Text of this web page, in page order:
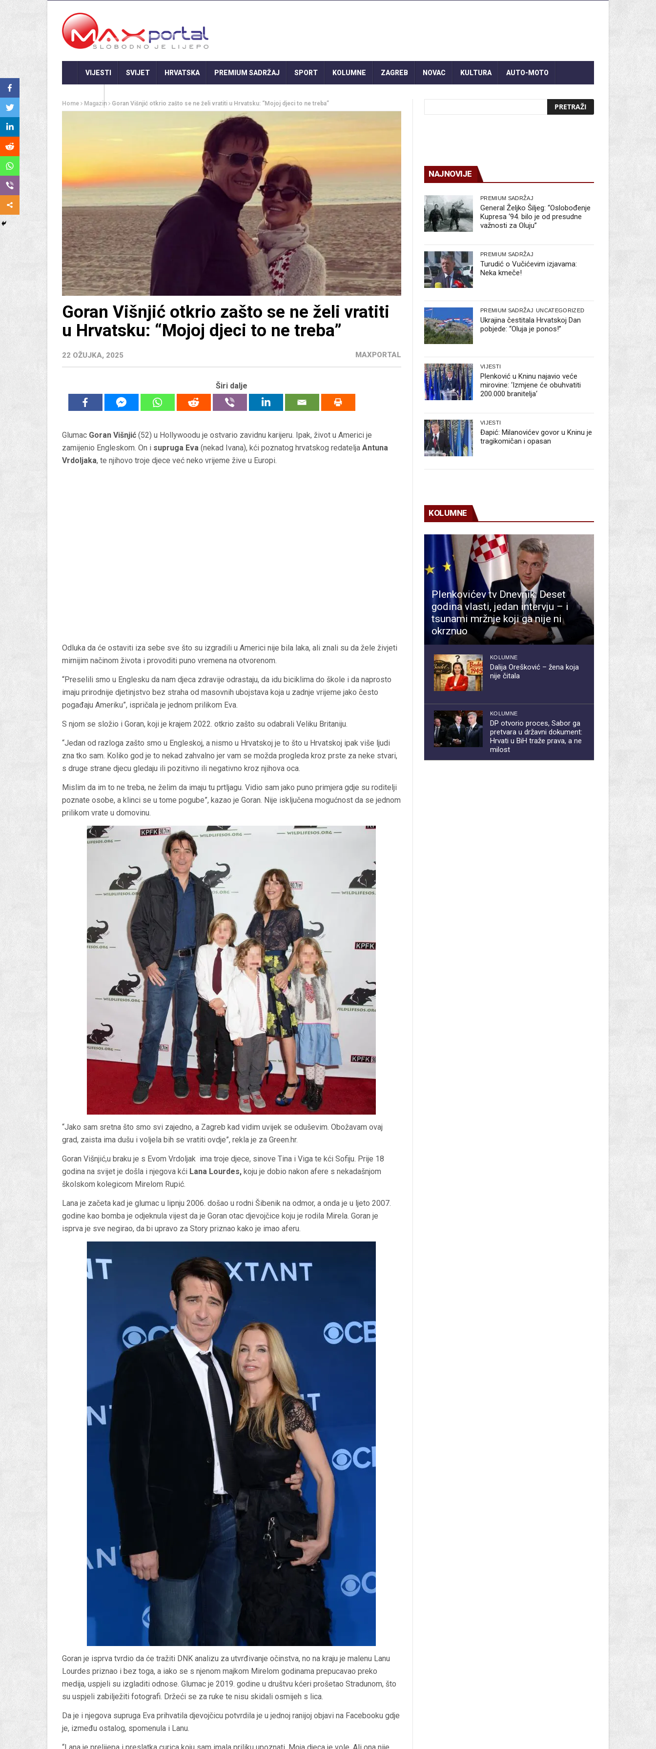
VIJESTI SVIJET HRVATSKA PREMIUM SADRŽAJ SPORT KOLUMNE ZAGREB NOVAC KULTURA AUTO-MOTO
Home Magazin Goran Višnjić otkrio zašto se ne želi vratiti u Hrvatsku: “Mojoj djeci to ne treba”
Goran Višnjić otkrio zašto se ne želi vratiti
u Hrvatsku: “Mojoj djeci to ne treba”
22 OŽUJKA, 2025 MAXPORTAL
Širi dalje
Glumac Goran Višnjić (52) u Hollywoodu je ostvario zavidnu karijeru. Ipak, život u Americi je
zamijenio Engleskom. On i supruga Eva (nekad Ivana), kći poznatog hrvatskog redatelja Antuna
Vrdoljaka, te njihovo troje djece već neko vrijeme žive u Europi.
Odluka da će ostaviti iza sebe sve što su izgradili u Americi nije bila laka, ali znali su da žele živjeti
mirnijim načinom života i provoditi puno vremena na otvorenom.
“Preselili smo u Englesku da nam djeca zdravije odrastaju, da idu biciklima do škole i da naprosto
imaju prirodnije djetinjstvo bez straha od masovnih ubojstava koja u zadnje vrijeme jako često
pogađaju Ameriku”, ispričala je jednom prilikom Eva.
S njom se složio i Goran, koji je krajem 2022. otkrio zašto su odabrali Veliku Britaniju.
“Jedan od razloga zašto smo u Engleskoj, a nismo u Hrvatskoj je to što u Hrvatskoj ipak više ljudi
zna tko sam. Koliko god je to nekad zahvalno jer vam se možda progleda kroz prste za neke stvari,
s druge strane djecu gledaju ili pozitivno ili negativno kroz njihova oca.
Mislim da im to ne treba, ne želim da imaju tu prtljagu. Vidio sam jako puno primjera gdje su roditelji
poznate osobe, a klinci se u tome pogube”, kazao je Goran. Nije isključena mogućnost da se jednom
prilikom vrate u domovinu.
“Jako sam sretna što smo svi zajedno, a Zagreb kad vidim uvijek se oduševim. Obožavam ovaj
grad, zaista ima dušu i voljela bih se vratiti ovdje”, rekla je za Green.hr.
Goran Višnjić,u braku je s Evom Vrdoljak ima troje djece, sinove Tina i Viga te kći Sofiju. Prije 18
godina na svijet je došla i njegova kći Lana Lourdes, koju je dobio nakon afere s nekadašnjom
školskom kolegicom Mirelom Rupić.
Lana je začeta kad je glumac u lipnju 2006. došao u rodni Šibenik na odmor, a onda je u ljeto 2007.
godine kao bomba je odjeknula vijest da je Goran otac djevojčice koju je rodila Mirela. Goran je
isprva je sve negirao, da bi upravo za Story priznao kako je imao aferu.
Goran je isprva tvrdio da će tražiti DNK analizu za utvrđivanje očinstva, no na kraju je malenu Lanu
Lourdes priznao i bez toga, a iako se s njenom majkom Mirelom godinama prepucavao preko
medija, uspjeli su izgladiti odnose. Glumac je 2019. godine u društvu kćeri prošetao Stradunom, što
su uspjeli zabilježiti fotografi. Držeći se za ruke te nisu skidali osmijeh s lica.
Da je i njegova supruga Eva prihvatila djevojčicu potvrdila je u jednoj ranijoj objavi na Facebooku gdje
je, između ostalog, spomenula i Lanu.
NAJNOVIJE
PREMIUM SADRŽAJ
General Željko Šiljeg: “Oslobođenje
Kupresa ‘94. bilo je od presudne
važnosti za Oluju”
PREMIUM SADRŽAJ
Turudić o Vučićevim izjavama:
Neka kmeče!
PREMIUM SADRŽAJ UNCATEGORIZED
Ukrajina čestitala Hrvatskoj Dan
pobjede: “Oluja je ponos!”
VIJESTI
Plenković u Kninu najavio veće
mirovine: ‘Izmjene će obuhvatiti
200.000 branitelja‘
VIJESTI
Đapić: Milanovićev govor u Kninu je
tragikomičan i opasan
KOLUMNE
Plenkovićev tv Dnevnik: Deset
godina vlasti, jedan intervju – i
tsunami mržnje koji ga nije ni
okrznuo
KOLUMNE
Dalija Orešković – žena koja
nije čitala
KOLUMNE
DP otvorio proces, Sabor ga
pretvara u državni dokument:
Hrvati u BiH traže prava, a ne
milost